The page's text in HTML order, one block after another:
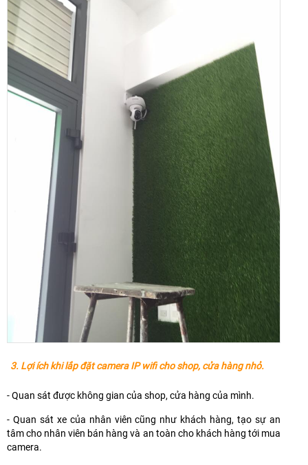
3. Lợi ích khi lắp đặt camera IP wifi cho shop, cửa hàng nhỏ.
- Quan sát được không gian của shop, cửa hàng của mình.
- Quan sát xe của nhân viên cũng như khách hàng, tạo sự an
tâm cho nhân viên bán hàng và an toàn cho khách hàng tới mua
camera.